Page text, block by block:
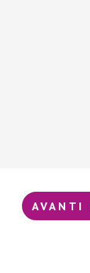
AVANTI